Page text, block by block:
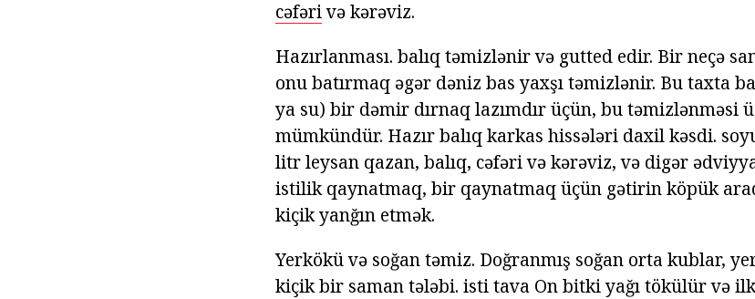
cəfərivə kərəviz.
Hazırlanması. balıq təmizlənir və gutted edir. Bir neçə
onu batırmaq əgər dəniz bas yaxşı təmizlənir. Bu taxta
ya su) bir dəmir dırnaq lazımdır üçün, bu təmizlənməsi
mümkündür. Hazır balıq karkas hissələri daxil kəsdi.
litr leysan qazan, balıq, cəfəri və kərəviz, və digər
istilik qaynatmaq, bir qaynatmaq üçün gətirin köpük
kiçik yanğın etmək.
Yerkökü və soğan təmiz. Doğranmış soğan orta kublar,
kiçik bir saman tələbi. isti tava On bitki yağı tökülür və